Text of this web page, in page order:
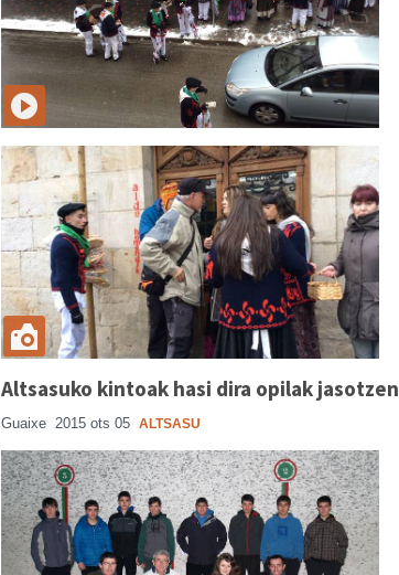
Altsasuko kintoak hasi dira opilak jasotzen
Guaixe 2015 ots 05 ALTSASU